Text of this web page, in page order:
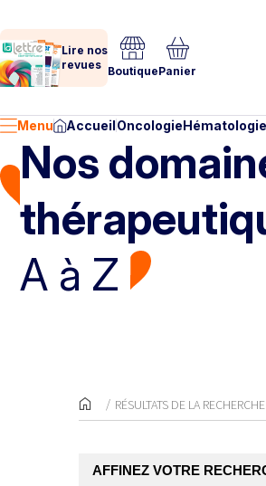
Lire nos
revues BoutiquePanier
Menu AccueilOncologieHématologie
Nos
A à Z
RÉSULTATS DE LA RECHERCHE
AFFINEZ VOTRE